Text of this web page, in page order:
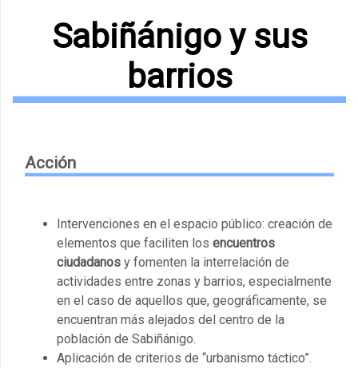
Sabiñánigo y sus
barrios
Acción
Intervenciones en el espacio público: creación de
elementos que faciliten los encuentros
ciudadanos y fomenten la interrelación de
actividades entre zonas y barrios, especialmente
en el caso de aquellos que, geográficamente, se
encuentran más alejados del centro de la
población de Sabiñánigo.
Aplicación de criterios de “urbanismo táctico”.